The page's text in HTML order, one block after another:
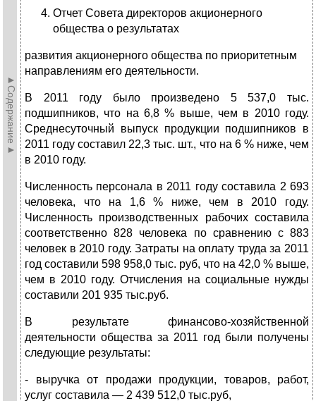
►Содержание►
Отчет Совета директоров акционерного
общества о результатах
развития акционерного общества по приоритетным
направлениям его деятельности.
В 2011 году было произведено 5 537,0 тыс.
подшипников, что на 6,8 % выше, чем в 2010 году.
Среднесуточный выпуск продукции подшипников в
2011 году составил 22,3 тыс. шт., что на 6 % ниже, чем
в 2010 году.
Численность персонала в 2011 году составила 2 693
человека, что на 1,6 % ниже, чем в 2010 году.
Численность производственных рабочих составила
соответственно 828 человека по сравнению с 883
человек в 2010 году. Затраты на оплату труда за 2011
год составили 598 958,0 тыс. руб, что на 42,0 % выше,
чем в 2010 году. Отчисления на социальные нужды
составили 201 935 тыс.руб.
В результате финансово-хозяйственной
деятельности общества за 2011 год были получены
следующие результаты:
- выручка от продажи продукции, товаров, работ,
услуг составила — 2 439 512,0 тыс.руб,